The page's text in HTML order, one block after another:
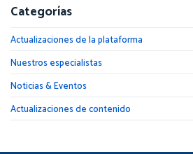
Categorías
Actualizaciones de la plataforma
Nuestros especialistas
Noticias & Eventos
Actualizaciones de contenido